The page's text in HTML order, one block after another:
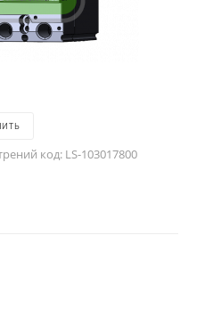
код: LS-103017800